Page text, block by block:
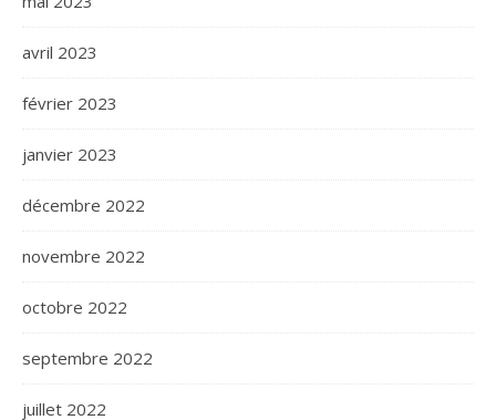
avril 2023
février 2023
janvier 2023
décembre 2022
novembre 2022
octobre 2022
septembre 2022
juillet 2022